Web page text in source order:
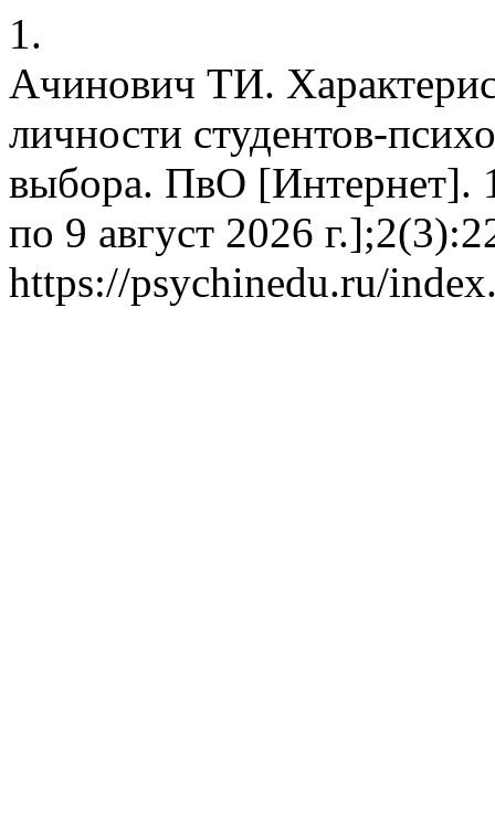
1.
Ачинович ТИ.
личности студентов-
выбора. ПвО [Интернет].
по 9 август 2026
https://psychinedu.ru/